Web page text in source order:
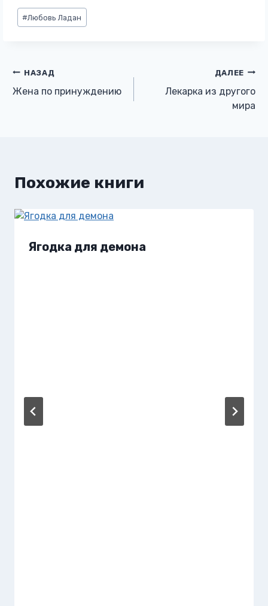
Метки
записи:
#Любовь Ладан
Навигация
по
НАЗАД
Жена по принуждению
ДАЛЕЕ
Лекарка из другого
мира
Похожие книги
Ягодка для демона